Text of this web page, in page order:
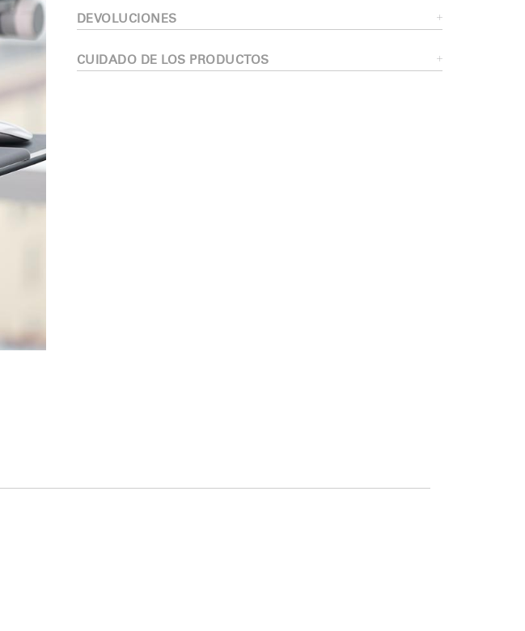
¿Tiene un código de referencia?
ENTRAR
DEVOLUCIONES
CUIDADO DE LOS PRODUCTOS